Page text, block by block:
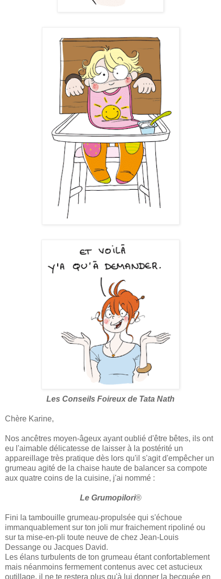
Les Conseils Foireux de Tata Nath
Chère Karine,
Nos ancêtres moyen-âgeux ayant oublié d'être bêtes, ils ont
eu l'aimable délicatesse de laisser à la postérité un
appareillage très pratique dès lors qu'il s'agit d'empêcher un
grumeau agité de la chaise haute de balancer sa compote
aux quatre coins de la cuisine, j'ai nommé :
Le Grumopilori®
Fini la tambouille grumeau-propulsée qui s'échoue
immanquablement sur ton joli mur fraichement ripoliné ou
sur ta mise-en-pli toute neuve de chez Jean-Louis
Dessange ou Jacques David.
Les élans turbulents de ton grumeau étant confortablement
mais néanmoins fermement contenus avec cet astucieux
outillage, il ne te restera plus qu'à lui donner la becquée en